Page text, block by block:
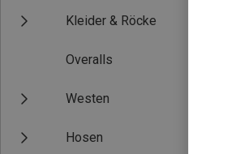
Kleider & Röcke
Overalls
Westen
Hosen